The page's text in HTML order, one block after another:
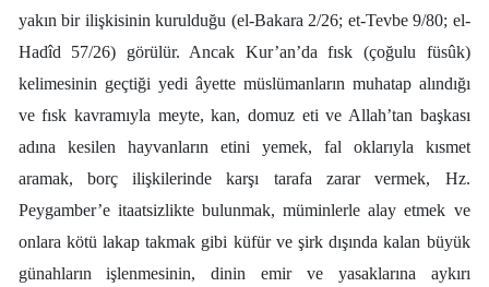
yakın bir ilişkisinin kurulduğu (el-Bakara 2/26; et-Tevbe 9/80; el-
Hadîd 57/26) görülür. Ancak Kur’an’da fısk (çoğulu füsûk)
kelimesinin geçtiği yedi âyette müslümanların muhatap alındığı
ve fısk kavramıyla meyte, kan, domuz eti ve Allah’tan başkası
adına kesilen hayvanların etini yemek, fal oklarıyla kısmet
aramak, borç ilişkilerinde karşı tarafa zarar vermek, Hz.
Peygamber’e itaatsizlikte bulunmak, müminlerle alay etmek ve
onlara kötü lakap takmak gibi küfür ve şirk dışında kalan büyük
günahların işlenmesinin, dinin emir ve yasaklarına aykırı